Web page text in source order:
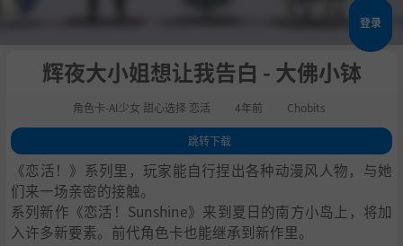
登录
辉夜大小姐想让我告白 - 大佛小钵
角色卡-AI少女 甜心选择 恋活 4年前 Chobits
跳转下载
1.游戏亮点
2.人物卡一览
3.恋活sunshine角色卡MOD安装方法
4.下载地址
《恋活！》系列里，玩家能自行捏出各种动漫风人物，与她
们来一场亲密的接触。
系列新作《恋活！Sunshine》来到夏日的南方小岛上，将加
入许多新要素。前代角色卡也能继承到新作里。